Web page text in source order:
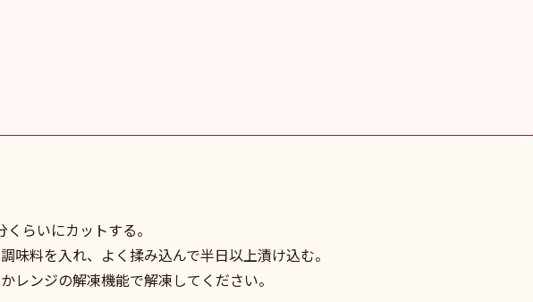
らいにカットする。
味料を入れ、よく揉み込んで半日以上漬け込む。
レンジの解凍機能で解凍してください。